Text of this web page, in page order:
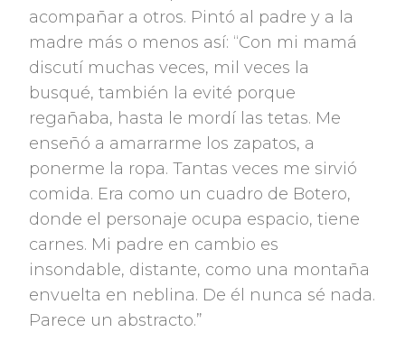
acompañar a otros. Pintó al padre y a la
madre más o menos así: “Con mi mamá
discutí muchas veces, mil veces la
busqué, también la evité porque
regañaba, hasta le mordí las tetas. Me
enseñó a amarrarme los zapatos, a
ponerme la ropa. Tantas veces me sirvió
comida. Era como un cuadro de Botero,
donde el personaje ocupa espacio, tiene
carnes. Mi padre en cambio es
insondable, distante, como una montaña
envuelta en neblina. De él nunca sé nada.
Parece un abstracto.”